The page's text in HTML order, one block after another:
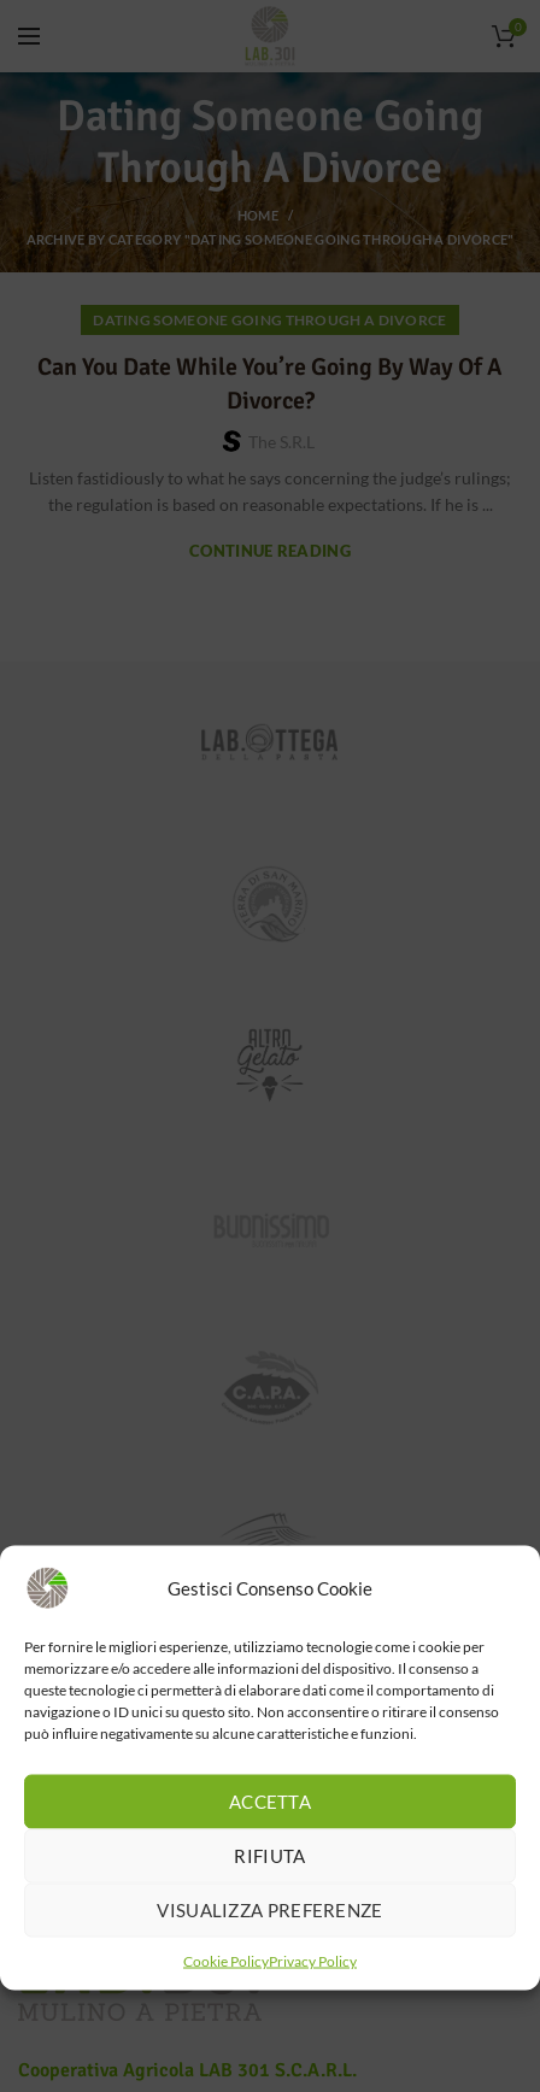
Gestisci Consenso Cookie
Per fornire le migliori esperienze, utilizziamo tecnologie come i cookie per
memorizzare e/o accedere alle informazioni del dispositivo. Il consenso a
queste tecnologie ci permetterà di elaborare dati come il comportamento di
navigazione o ID unici su questo sito. Non acconsentire o ritirare il consenso
può influire negativamente su alcune caratteristiche e funzioni.
ACCETTA
RIFIUTA
VISUALIZZA PREFERENZE
Cookie PolicyPrivacy Policy
0
Dating Someone Going
Through A Divorce
HOME
ARCHIVE BY CATEGORY "DATING SOMEONE GOING THROUGH A DIVORCE"
DATING SOMEONE GOING THROUGH A DIVORCE
Can You Date While You’re Going By Way Of A
Divorce?
The S.r.l
Listen fastidiously to what he says concerning the judge’s rulings;
the regulation is based on reasonable expectations. If he is ...
CONTINUE READING
Cooperativa Agricola LAB 301 S.c.a.r.l.